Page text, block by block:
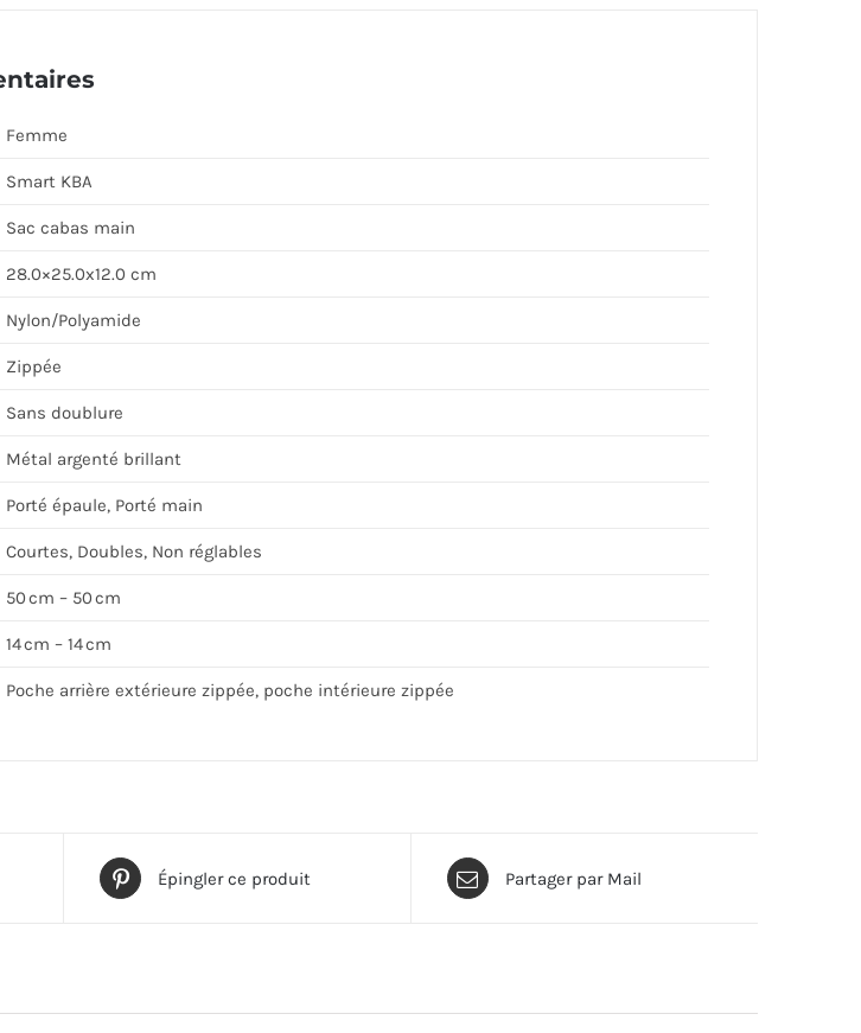
Femme
Smart KBA
Sac cabas main
28.0×25.0x12.0 cm
Nylon/Polyamide
Zippée
Sans doublure
Métal argenté brillant
Porté épaule, Porté main
Courtes, Doubles, Non réglables
50 cm – 50 cm
14 cm – 14 cm
Poche arrière extérieure zippée, poche intérieure zippée
Épingler ce produit Partager par Mail